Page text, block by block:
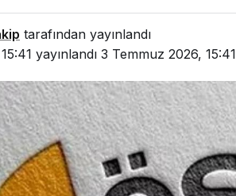
tarafından yayınlandı
yayınlandı 3 Temmuz 2026, 15:41
Genel
Düzce’de Kadınlar
Mutfak Atölyesi ile
Profesyonelliğe Adım